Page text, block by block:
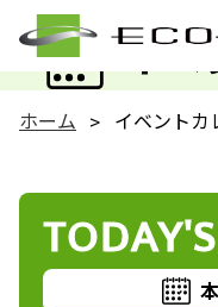
イベ
ホーム イベントカ